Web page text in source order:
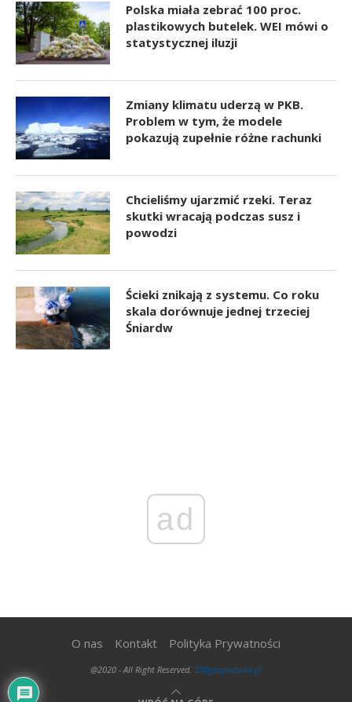
Polska miała zebrać 100 proc.
plastikowych butelek. WEI mówi o
statystycznej iluzji
Zmiany klimatu uderzą w PKB.
Problem w tym, że modele
pokazują zupełnie różne rachunki
Chcieliśmy ujarzmić rzeki. Teraz
skutki wracają podczas susz i
powodzi
Ścieki znikają z systemu. Co roku
skala dorównuje jednej trzeciej
Śniardw
ad
O nas Kontakt Polityka Prywatności
@2020 - All Right Reserved. 300gospodarka.pl